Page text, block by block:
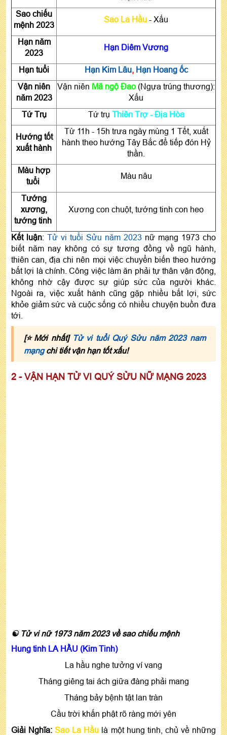
Sao chiếu
mệnh 2023
Sao La Hầu - Xấu
Hạn năm
2023
Hạn Diêm Vương
Hạn tuổi Hạn Kim Lâu, Hạn Hoang ốc
Vận niên
năm 2023
Vận niên Mã ngộ Đao (Ngựa trúng thương):
Xấu
Tứ Trụ
Tứ trụ Thiên Trợ - Địa Hòa
Hướng tốt
xuất hành
Từ 11h - 15h trưa ngày mùng 1 Tết, xuất
hành theo hướng Tây Bắc để tiếp đón Hỷ
thần.
Màu hợp
tuổi
Màu nâu
Tướng
xương,
tướng tinh
Xương con chuột, tướng tinh con heo
Kết luận: Tử vi tuổi Sửu năm 2023 nữ mạng 1973 cho
biết năm nay không có sự tương đồng về ngũ hành,
thiên can, địa chi nên mọi việc chuyển biến theo hướng
bất lợi là chính. Công việc làm ăn phải tự thân vận động,
không nhờ cậy được sự giúp sức của người khác.
Ngoài ra, việc xuất hành cũng gặp nhiều bất lợi, sức
khỏe giảm sức và cuộc sống có nhiều chuyện buồn đưa
tới.
[⭐️Mới nhất] Tử vi tuổi Quý Sửu năm 2023 nam
mạngchi tiết vận hạn tốt xấu!
2 - VẬN HẠN TỬ VI QUÝ SỬU NỮ MẠNG 2023
☯ Tử vi nữ 1973 năm 2023 về sao chiếu mệnh
Hung tinh LA HẦU (Kim Tinh)
La hầu nghe tưởng ví vang
Tháng giêng tai ách giữa đàng phải mang
Tháng bảy bệnh tật lan tràn
Cầu trời khấn phật rõ ràng mới yên
Giải Nghĩa: Sao La Hầu là một hung tinh, chủ về những